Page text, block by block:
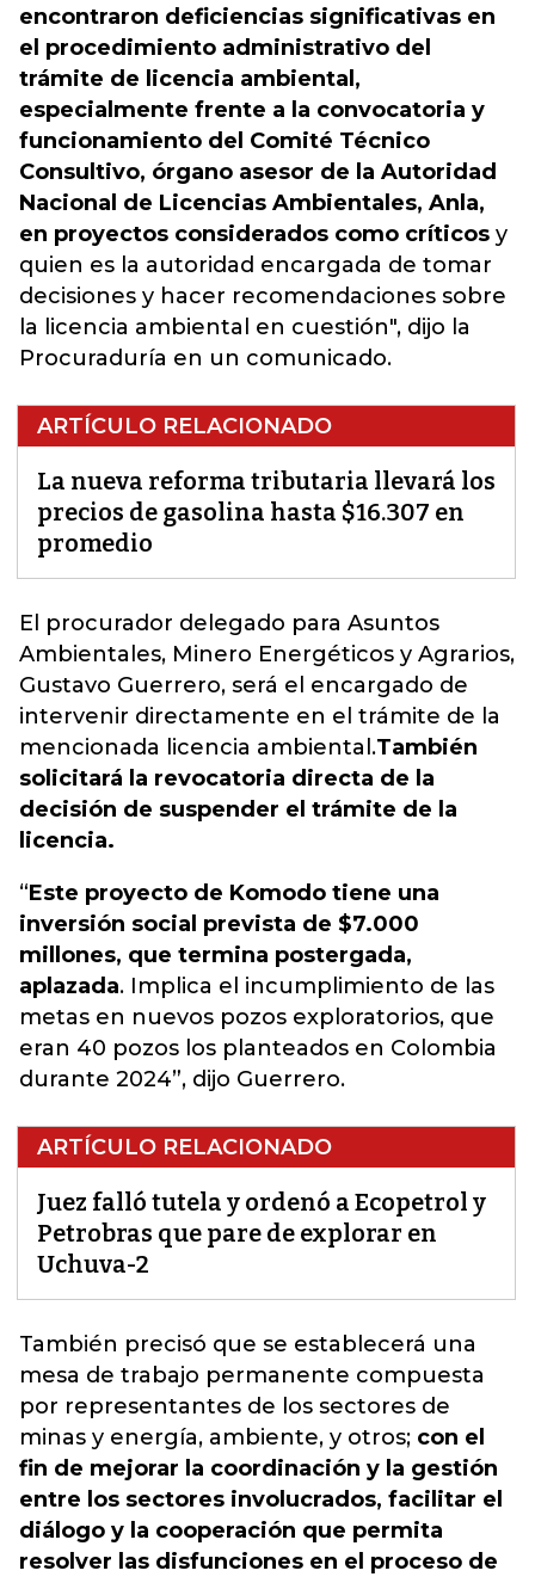
encontraron deficiencias significativas en
el procedimiento administrativo del
trámite de licencia ambiental,
especialmente frente a la convocatoria y
funcionamiento del Comité Técnico
Consultivo, órgano asesor de la Autoridad
Nacional de Licencias Ambientales, Anla,
en proyectos considerados como críticos y
quien es la autoridad encargada de tomar
decisiones y hacer recomendaciones sobre
la licencia ambiental en cuestión", dijo la
Procuraduría en un comunicado.
ARTÍCULO RELACIONADO
La nueva reforma tributaria llevará los
precios de gasolina hasta $16.307 en
promedio
El procurador delegado para Asuntos
Ambientales, Minero Energéticos y Agrarios,
Gustavo Guerrero, será el encargado de
intervenir directamente en el trámite de la
mencionada licencia ambiental.También
solicitará la revocatoria directa de la
decisión de suspender el trámite de la
licencia.
“Este proyecto de Komodo tiene una
inversión social prevista de $7.000
millones, que termina postergada,
aplazada. Implica el incumplimiento de las
metas en nuevos pozos exploratorios, que
eran 40 pozos los planteados en Colombia
durante 2024”, dijo Guerrero.
ARTÍCULO RELACIONADO
Juez falló tutela y ordenó a Ecopetrol y
Petrobras que pare de explorar en
Uchuva-2
También precisó que se establecerá una
mesa de trabajo permanente compuesta
por representantes de los sectores de
minas y energía, ambiente, y otros; con el
fin de mejorar la coordinación y la gestión
entre los sectores involucrados, facilitar el
diálogo y la cooperación que permita
resolver las disfunciones en el proceso de